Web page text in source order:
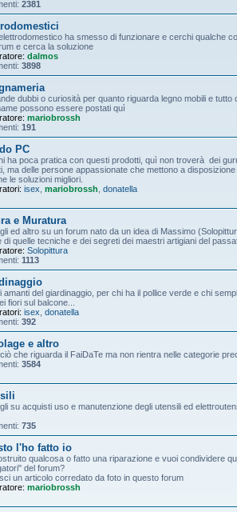
2381
ha smesso di funzionare e cerchi qualche
e cerca la soluzione
dalmos
3898
dubbi o curiosità per quanto riguarda legno mobili e tutto
possono essere postati quì
mariobrossh
191
PC
ha poca pratica con questi prodotti, quì non troverà dei
ma delle persone appassionate che mettono a
le soluzioni migliori.
isex mariobrossh donatella
e Muratura
ed altro su un forum nato da un idea di Massimo
di quelle tecniche e dei segreti dei maestri artigiani del
Solopittura
1113
amanti del giardinaggio, per chi ha il pollice verde e chi
fiori sul balcone...
isex donatella
392
e altro
che riguarda il FaiDaTe ma non rientra nelle categorie
3584
su acquisti uso e manutenzione degli utensili ed
735
l'ho fatto io
qualcosa o fatto una riparazione e vuoi condividere
del forum?
un articolo corredato da foto in questo forum
mariobrossh